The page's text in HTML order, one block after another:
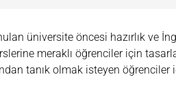
üniversite öncesi hazırlık ve
meraklı öğrenciler için
tanık olmak isteyen